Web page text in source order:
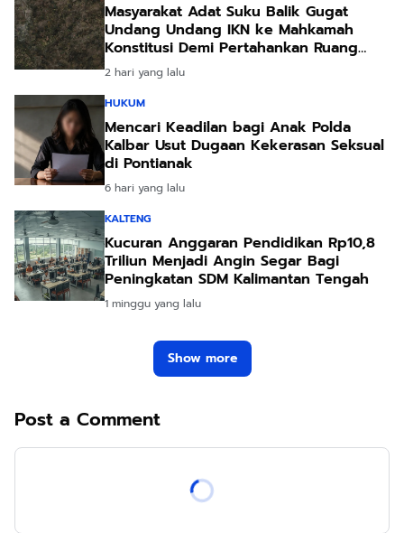
Masyarakat Adat Suku Balik Gugat
Undang Undang IKN ke Mahkamah
Konstitusi Demi Pertahankan Ruang
Hidup Leluhur
2 hari yang lalu
HUKUM
Mencari Keadilan bagi Anak Polda
Kalbar Usut Dugaan Kekerasan Seksual
di Pontianak
6 hari yang lalu
KALTENG
Kucuran Anggaran Pendidikan Rp10,8
Triliun Menjadi Angin Segar Bagi
Peningkatan SDM Kalimantan Tengah
1 minggu yang lalu
Show more
Post a Comment